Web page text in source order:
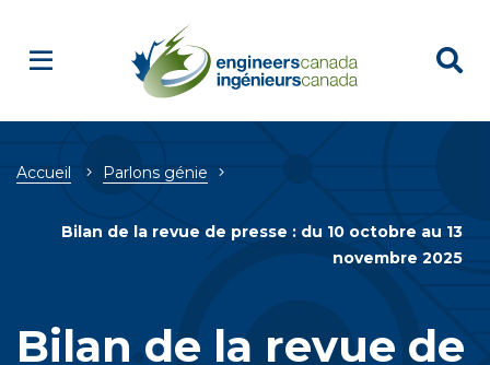
Breadcrumb
Accueil Parlons génie
Bilan de la revue de presse : du 10 octobre au 13
novembre 2025
Bilan de la revue de